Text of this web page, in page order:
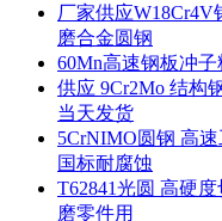
厂家供应
磨合金圆钢
60Mn高速钢板冲
供应 9Cr2Mo 结构
当天发货
5CrNIMO圆钢 高
国标耐腐蚀
T62841光圆 高硬
磨零件用